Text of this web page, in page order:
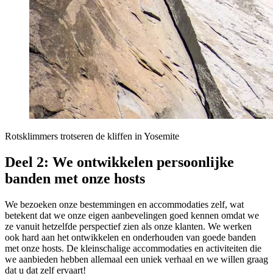
Rotsklimmers trotseren de kliffen in Yosemite
Deel 2: We ontwikkelen persoonlijke
banden met onze hosts
We bezoeken onze bestemmingen en accommodaties zelf, wat
betekent dat we onze eigen aanbevelingen goed kennen omdat we
ze vanuit hetzelfde perspectief zien als onze klanten. We werken
ook hard aan het ontwikkelen en onderhouden van goede banden
met onze hosts. De kleinschalige accommodaties en activiteiten die
we aanbieden hebben allemaal een uniek verhaal en we willen graag
dat u dat zelf ervaart!